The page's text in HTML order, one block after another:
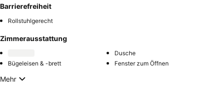
Barrierefreiheit
Rollstuhlgerecht
Zimmerausstattung
Dusche
Bügeleisen & -brett
Fenster zum Öffnen
Mehr